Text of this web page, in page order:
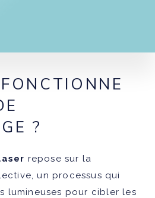
?
repose sur la
un processus qui
lumineuses pour cibler les